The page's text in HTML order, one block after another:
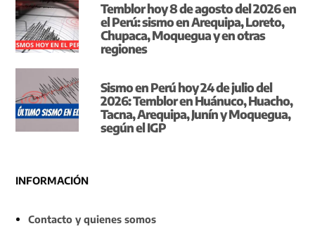
Temblor hoy 8 de agosto del 2026 en
el Perú: sismo en Arequipa, Loreto,
Chupaca, Moquegua y en otras
regiones
Sismo en Perú hoy 24 de julio del
2026: Temblor en Huánuco, Huacho,
Tacna, Arequipa, Junín y Moquegua,
según el IGP
INFORMACIÓN
Contacto y quienes somos